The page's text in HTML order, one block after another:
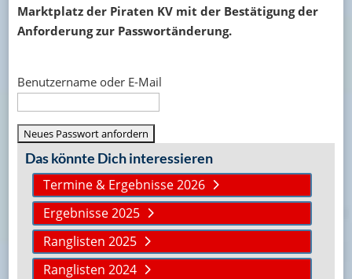
Marktplatz der Piraten KV mit der Bestätigung der
Anforderung zur Passwortänderung.
Benutzername oder E-Mail
Das könnte Dich interessieren
Termine & Ergebnisse 2026
Ergebnisse 2025
Ranglisten 2025
Ranglisten 2024